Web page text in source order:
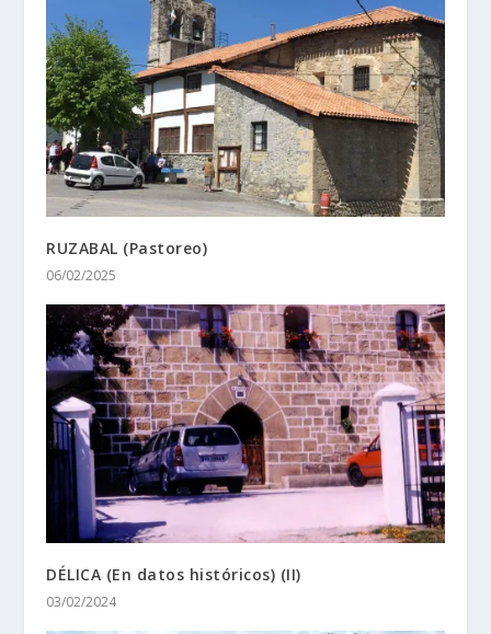
RUZABAL (Pastoreo)
06/02/2025
DÉLICA (En datos históricos) (II)
03/02/2024